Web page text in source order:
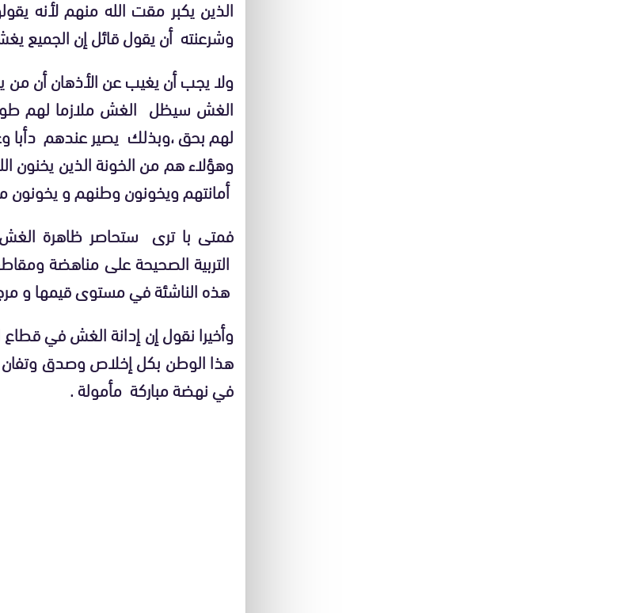
الذين يكبر مقت الله منهم لأنه
وشرعنته أن يقول قائل إن الجميع
ولا يجب أن يغيب عن الأذهان أن من
الغش سيظل الغش ملازما لهم طول
لهم بحق ،وبذلك يصير عندهم دأبا
وهؤلاء هم من الخونة الذين يخنون
أمانتهم ويخونون وطنهم و يخونون
فمتى با ترى ستحاصر ظاهرة الغش
التربية الصحيحة على مناهضة
هذه الناشئة في مستوى قيمها و
وأخيرا نقول إن إدانة الغش في قطاع
هذا الوطن بكل إخلاص وصدق وتفان
في نهضة مباركة مأمولة .